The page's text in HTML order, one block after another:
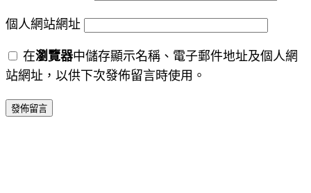
個人網站網址
在瀏覽器中儲存顯示名稱、電子郵件地址及個人網
站網址，以供下次發佈留言時使用。